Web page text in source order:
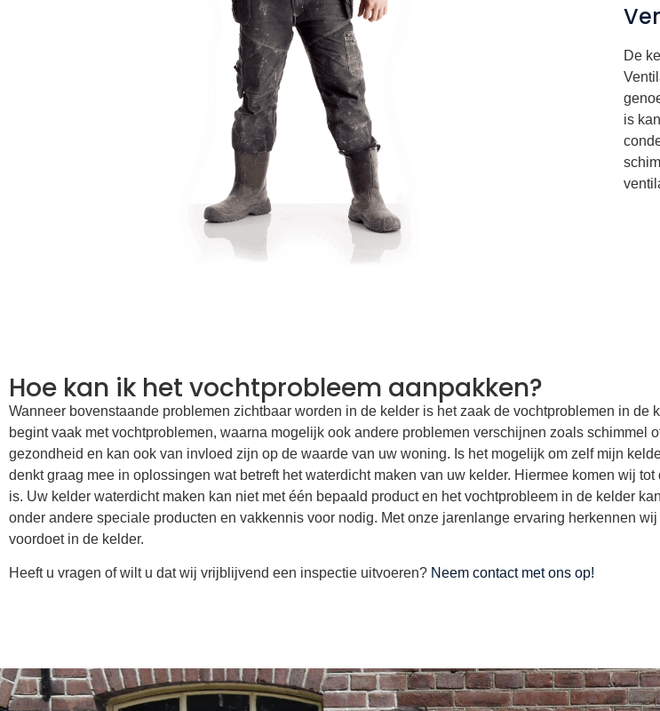
De
is
Hoe kan ik het vochtprobleem aanpakken?
Wanneer bovenstaande problemen zichtbaar worden in de kelder is het zaak de vochtproblemen in de
begint vaak met vochtproblemen, waarna mogelijk ook andere problemen verschijnen zoals schimmel
gezondheid en kan ook van invloed zijn op de waarde van uw woning. Is het mogelijk om zelf mijn
denkt graag mee in oplossingen wat betreft het waterdicht maken van uw kelder. Hiermee komen wij
is. Uw kelder waterdicht maken kan niet met één bepaald product en het vochtprobleem in de kelder
onder andere speciale producten en vakkennis voor nodig. Met onze jarenlange ervaring herkennen
voordoet in de kelder.
Heeft u vragen of wilt u dat wij vrijblijvend een inspectie uitvoeren? Neem contact met ons op!